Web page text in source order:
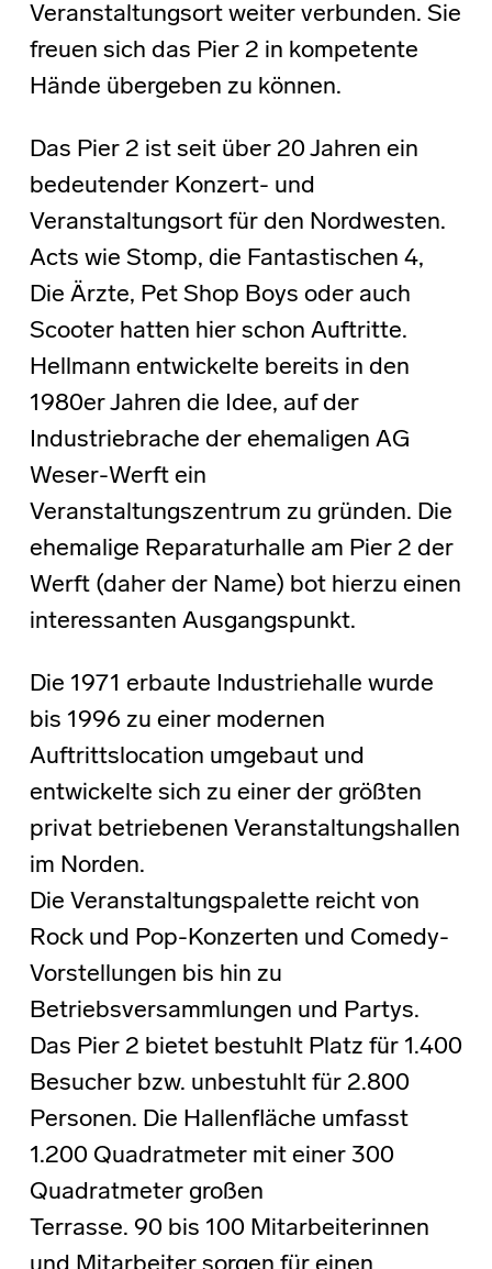
Veranstaltungsort weiter verbunden. Sie
freuen sich das Pier 2 in kompetente
Hände übergeben zu können.
Das Pier 2 ist seit über 20 Jahren ein
bedeutender Konzert- und
Veranstaltungsort für den Nordwesten.
Acts wie Stomp, die Fantastischen 4,
Die Ärzte, Pet Shop Boys oder auch
Scooter hatten hier schon Auftritte.
Hellmann entwickelte bereits in den
1980er Jahren die Idee, auf der
Industriebrache der ehemaligen AG
Weser-Werft ein
Veranstaltungszentrum zu gründen. Die
ehemalige Reparaturhalle am Pier 2 der
Werft (daher der Name) bot hierzu einen
interessanten Ausgangspunkt.
Die 1971 erbaute Industriehalle wurde
bis 1996 zu einer modernen
Auftrittslocation umgebaut und
entwickelte sich zu einer der größten
privat betriebenen Veranstaltungshallen
im Norden.
Die Veranstaltungspalette reicht von
Rock und Pop-Konzerten und Comedy-
Vorstellungen bis hin zu
Betriebsversammlungen und Partys.
Das Pier 2 bietet bestuhlt Platz für 1.400
Besucher bzw. unbestuhlt für 2.800
Personen. Die Hallenfläche umfasst
1.200 Quadratmeter mit einer 300
Quadratmeter großen
Terrasse. 90 bis 100 Mitarbeiterinnen